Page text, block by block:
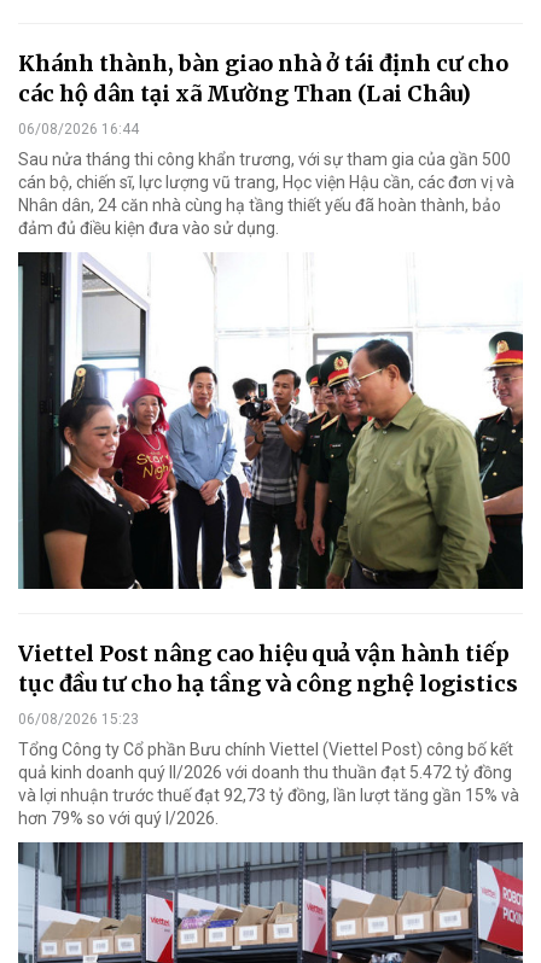
Khánh thành, bàn giao nhà ở tái định cư cho
các hộ dân tại xã Mường Than (Lai Châu)
06/08/2026 16:44
Sau nửa tháng thi công khẩn trương, với sự tham gia của gần 500
cán bộ, chiến sĩ, lực lượng vũ trang, Học viện Hậu cần, các đơn vị và
Nhân dân, 24 căn nhà cùng hạ tầng thiết yếu đã hoàn thành, bảo
đảm đủ điều kiện đưa vào sử dụng.
Viettel Post nâng cao hiệu quả vận hành tiếp
tục đầu tư cho hạ tầng và công nghệ logistics
06/08/2026 15:23
Tổng Công ty Cổ phần Bưu chính Viettel (Viettel Post) công bố kết
quả kinh doanh quý II/2026 với doanh thu thuần đạt 5.472 tỷ đồng
và lợi nhuận trước thuế đạt 92,73 tỷ đồng, lần lượt tăng gần 15% và
hơn 79% so với quý I/2026.